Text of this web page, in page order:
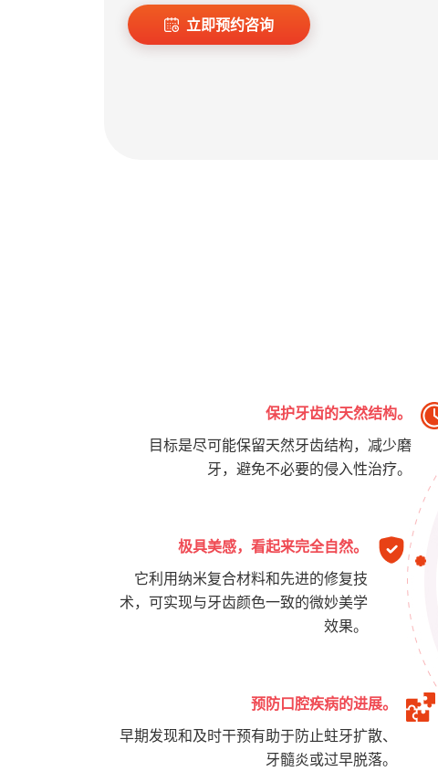
立即预约咨询
保护牙齿的天然结构。
目标是尽可能保留天然牙齿结构，减少磨
牙，避免不必要的侵入性治疗。
极具美感，看起来完全自然。
它利用纳米复合材料和先进的修复技
术，可实现与牙齿颜色一致的微妙美学
效果。
预防口腔疾病的进展。
早期发现和及时干预有助于防止蛀牙扩散、
牙髓炎或过早脱落。